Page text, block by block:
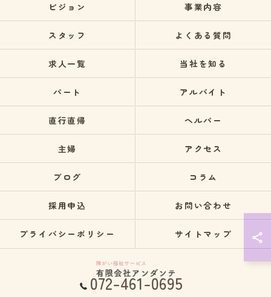
072-461-0695
ビジョン 事業内容
スタッフ よくある質問
求人一覧 当社を知る
パート アルバイト
直行直帰 ヘルパー
主婦 アクセス
ブログ コラム
採用申込 お問い合わせ
プライバシーポリシー サイトマップ